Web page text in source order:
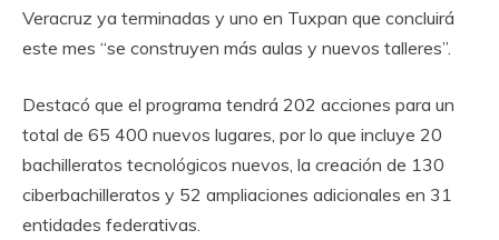
Veracruz ya terminadas y uno en Tuxpan que concluirá
este mes “se construyen más aulas y nuevos talleres”.
Destacó que el programa tendrá 202 acciones para un
total de 65 400 nuevos lugares, por lo que incluye 20
bachilleratos tecnológicos nuevos, la creación de 130
ciberbachilleratos y 52 ampliaciones adicionales en 31
entidades federativas.